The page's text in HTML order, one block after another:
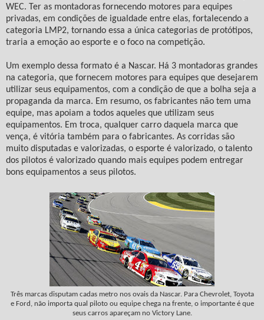
WEC. Ter as montadoras fornecendo motores para equipes
privadas, em condições de igualdade entre elas, fortalecendo a
categoria LMP2, tornando essa a única categorias de protótipos,
traria a emoção ao esporte e o foco na competição.
Um exemplo dessa formato é a Nascar. Há 3 montadoras grandes
na categoria, que fornecem motores para equipes que desejarem
utilizar seus equipamentos, com a condição de que a bolha seja a
propaganda da marca. Em resumo, os fabricantes não tem uma
equipe, mas apoiam a todos aqueles que utilizam seus
equipamentos. Em troca, qualquer carro daquela marca que
vença, é vitória também para o fabricantes. As corridas são
muito disputadas e valorizadas, o esporte é valorizado, o talento
dos pilotos é valorizado quando mais equipes podem entregar
bons equipamentos a seus pilotos.
Três marcas disputam cadas metro nos ovais da Nascar. Para Chevrolet, Toyota
e Ford, não importa qual piloto ou equipe chega na frente, o importante é que
seus carros apareçam no Victory Lane.